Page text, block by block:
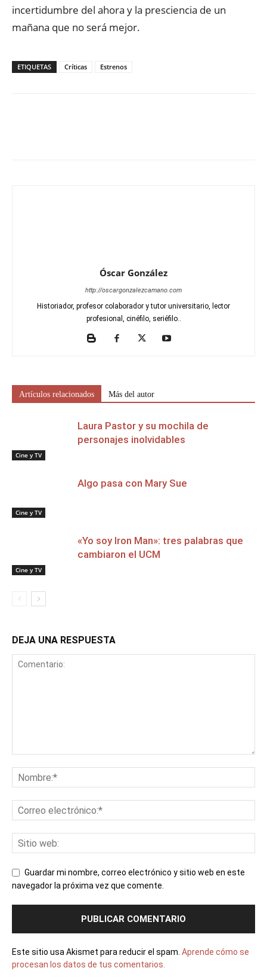
incertidumbre del ahora y la presciencia de un
mañana que no será mejor.
ETIQUETAS Críticas Estrenos
Óscar González
http://oscargonzalezcamano.com
Historiador, profesor colaborador y tutor universitario, lector
profesional, cinéfilo, seriéfilo..
Artículos relacionados Más del autor
Cine y TV
Laura Pastor y su mochila de
personajes inolvidables
Cine y TV
Algo pasa con Mary Sue
Cine y TV
«Yo soy Iron Man»: tres palabras que
cambiaron el UCM
DEJA UNA RESPUESTA
Guardar mi nombre, correo electrónico y sitio web en este
navegador la próxima vez que comente.
Este sitio usa Akismet para reducir el spam. Aprende cómo se
procesan los datos de tus comentarios.